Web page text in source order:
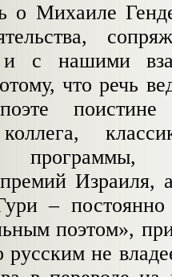
о Михаиле
с нашими
что речь
поистине
коллега,
премий Израиля,
– постоянно
поэтом»,
русским не